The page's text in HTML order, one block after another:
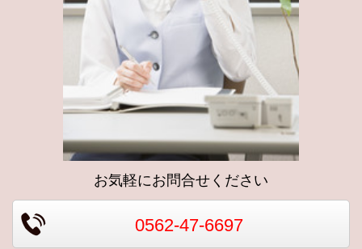
お気軽にお問合せください
0562-47-6697